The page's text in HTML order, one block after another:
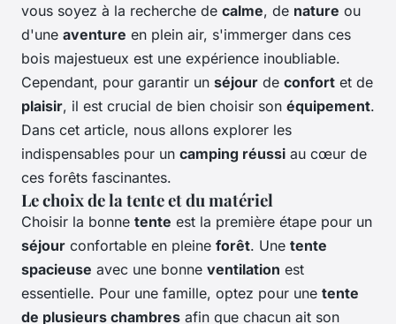
vous soyez à la recherche de calme, de nature ou
d'une aventure en plein air, s'immerger dans ces
bois majestueux est une expérience inoubliable.
Cependant, pour garantir un séjour de confort et de
plaisir, il est crucial de bien choisir son équipement.
Dans cet article, nous allons explorer les
indispensables pour un camping réussi au cœur de
ces forêts fascinantes.
Le choix de la tente et du matériel
Choisir la bonne tente est la première étape pour un
séjour confortable en pleine forêt. Une tente
spacieuse avec une bonne ventilation est
essentielle. Pour une famille, optez pour une tente
de plusieurs chambres afin que chacun ait son